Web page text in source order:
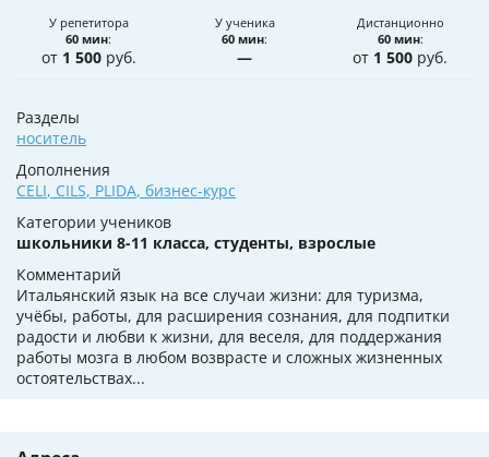
У репетитора
60 мин:
от 1 500руб.
У ученика
60 мин:
—
Дистанционно
60 мин:
от 1 500 руб.
Разделы
носитель
Дополнения
CELI, CILS, PLIDA, бизнес-курс
Категории учеников
школьники 8-11 класса, студенты, взрослые
Комментарий
Итальянский язык на все случаи жизни: для туризма,
учёбы, работы, для расширения сознания, для подпитки
радости и любви к жизни, для веселя, для поддержания
работы мозга в любом возврасте и сложных жизненных
остоятельствах...